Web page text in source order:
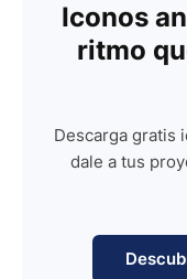
Iconos
ritmo
Descarga gratis
dale a tus